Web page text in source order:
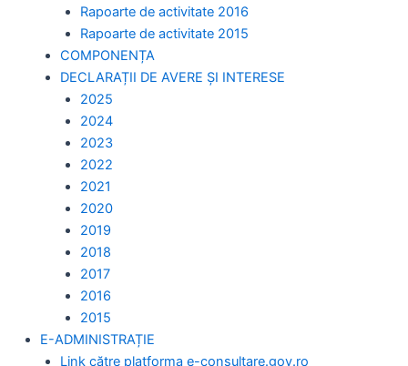
Rapoarte de activitate 2016
Rapoarte de activitate 2015
COMPONENȚA
DECLARAȚII DE AVERE ȘI INTERESE
2025
2024
2023
2022
2021
2020
2019
2018
2017
2016
2015
E-ADMINISTRAȚIE
Link către platforma e-consultare.gov.ro